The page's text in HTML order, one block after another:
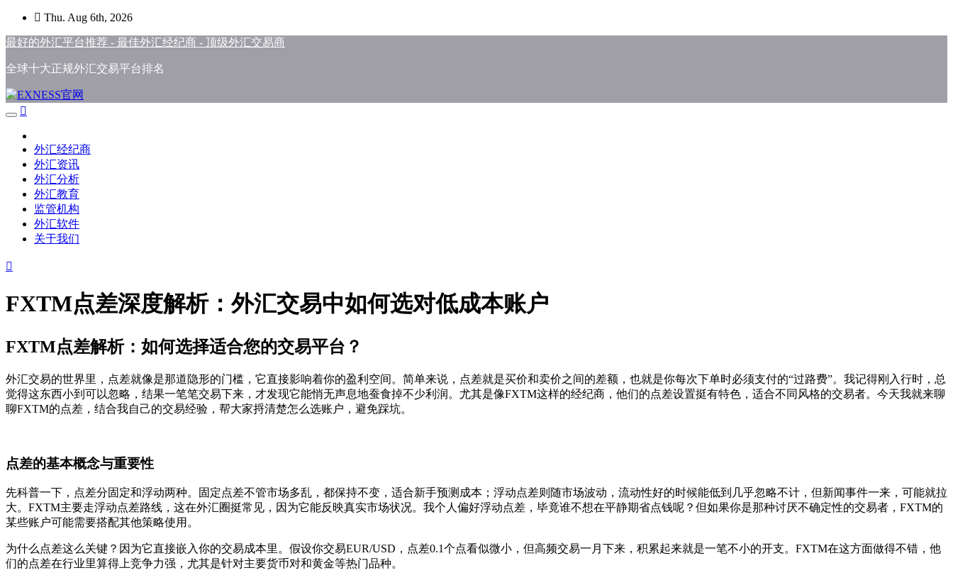
Skip
content
Thu. Aug 6th, 2026
最好的外汇平台推荐 - 最佳外汇经纪商 - 顶级外汇交易商
全球十大正规外汇交易平台排名
外汇经纪商
外汇资讯
外汇分析
外汇教育
监管机构
外汇软件
关于我们
FXTM点差深度解析：外汇交易中如何选对低成本账户
FXTM点差解析：如何选择适合您的交易平台？
外汇交易的世界里，点差就像是那道隐形的门槛，它直接影响着你的盈利空间。简单来说，点差就是买价和卖价之间的差额，也就是你每次下单时必须支付的“过路费”。我记得刚入行时，总
觉得这东西小到可以忽略，结果一笔笔交易下来，才发现它能悄无声息地蚕食掉不少利润。尤其是像FXTM这样的经纪商，他们的点差设置挺有特色，适合不同风格的交易者。今天我就来聊
聊FXTM的点差，结合我自己的交易经验，帮大家捋清楚怎么选账户，避免踩坑。
点差的基本概念与重要性
先科普一下，点差分固定和浮动两种。固定点差不管市场多乱，都保持不变，适合新手预测成本；浮动点差则随市场波动，流动性好的时候能低到几乎忽略不计，但新闻事件一来，可能就拉
大。FXTM主要走浮动点差路线，这在外汇圈挺常见，因为它能反映真实市场状况。我个人偏好浮动点差，毕竟谁不想在平静期省点钱呢？但如果你是那种讨厌不确定性的交易者，FXTM的
某些账户可能需要搭配其他策略使用。
为什么点差这么关键？因为它直接嵌入你的交易成本里。假设你交易EUR/USD，点差0.1个点看似微小，但高频交易一月下来，积累起来就是一笔不小的开支。FXTM在这方面做得不错，他
们的点差在行业里算得上竞争力强，尤其是针对主要货币对和黄金等热门品种。